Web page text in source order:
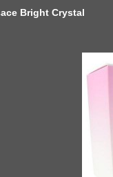
Bright Crystal